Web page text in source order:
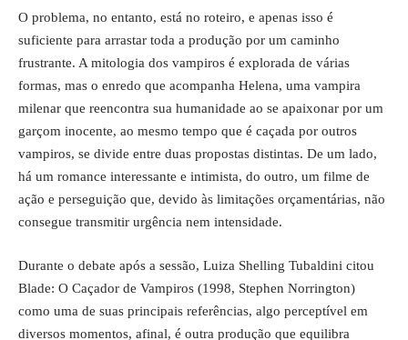
O problema, no entanto, está no roteiro, e apenas isso é
suficiente para arrastar toda a produção por um caminho
frustrante. A mitologia dos vampiros é explorada de várias
formas, mas o enredo que acompanha Helena, uma vampira
milenar que reencontra sua humanidade ao se apaixonar por um
garçom inocente, ao mesmo tempo que é caçada por outros
vampiros, se divide entre duas propostas distintas. De um lado,
há um romance interessante e intimista, do outro, um filme de
ação e perseguição que, devido às limitações orçamentárias, não
consegue transmitir urgência nem intensidade.
Durante o debate após a sessão, Luiza Shelling Tubaldini citou
Blade: O Caçador de Vampiros (1998, Stephen Norrington)
como uma de suas principais referências, algo perceptível em
diversos momentos, afinal, é outra produção que equilibra